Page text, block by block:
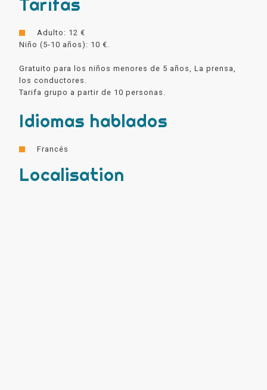
Tarifas
Adulto: 12 €
Niño (5-10 años): 10 €.
Gratuito para los niños menores de 5 años, La prensa,
los conductores.
Tarifa grupo a partir de 10 personas.
Idiomas hablados
Francés
Localisation